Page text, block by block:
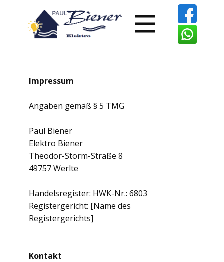
Impressum
Angaben gemäß § 5 TMG
Paul Biener
Elektro Biener
Theodor-Storm-Straße 8
49757 Werlte
Handelsregister: HWK-Nr.: 6803
Registergericht: [Name des
Registergerichts]
Kontakt